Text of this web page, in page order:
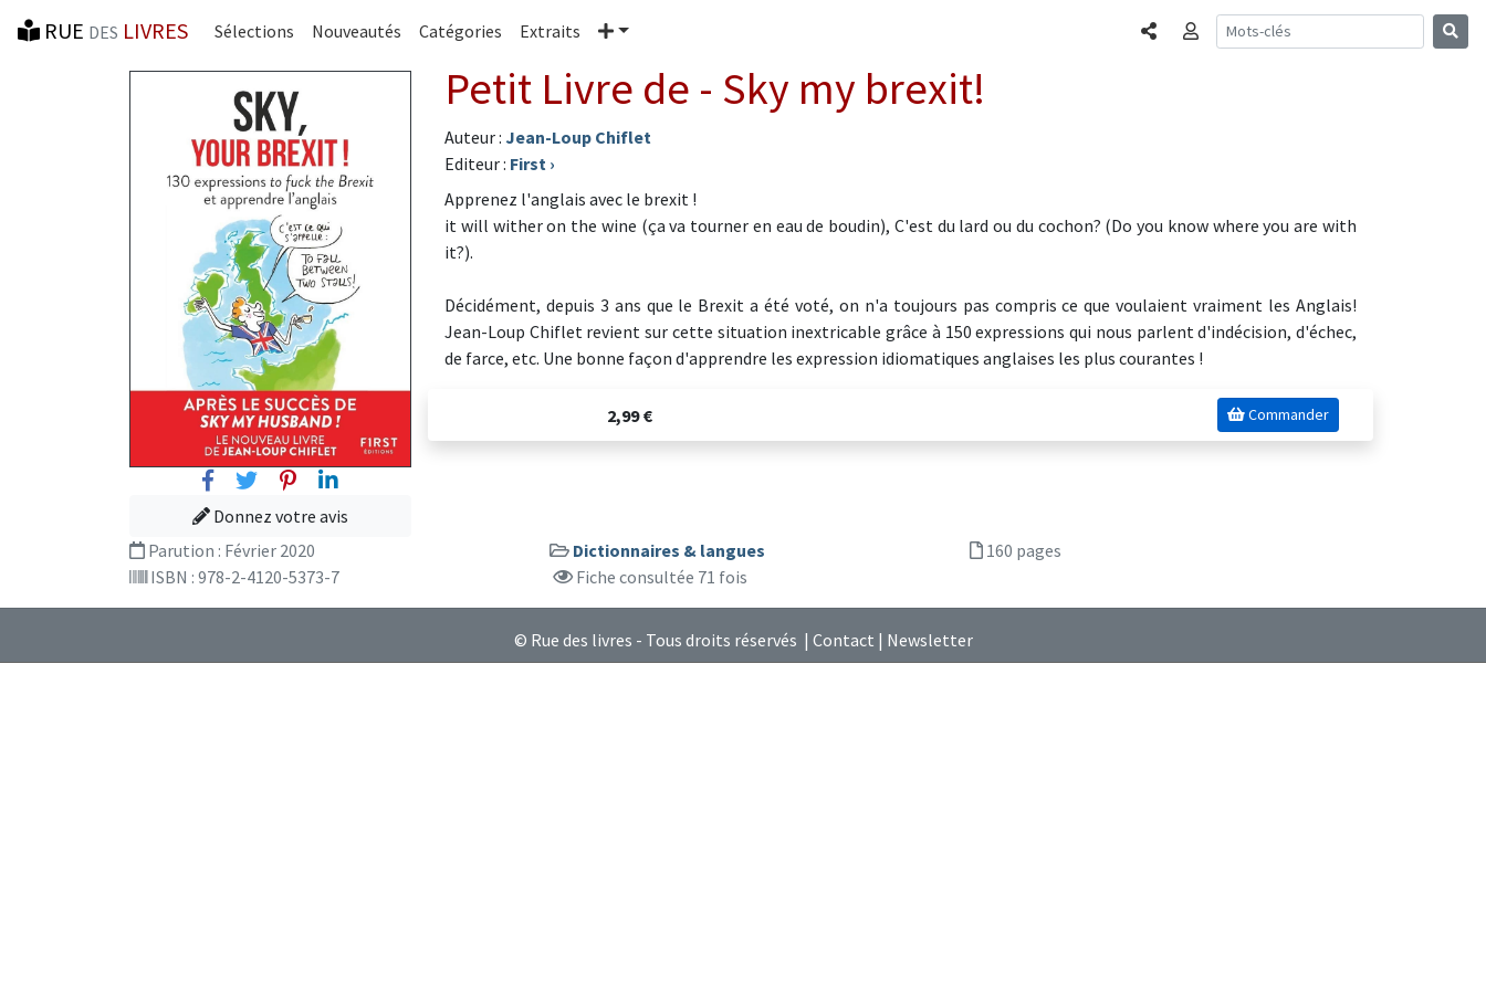
RUE DES LIVRES Sélections Nouveautés Catégories Extraits Plus PartagerConnexion
FacebookTwitterPinterest
Linkedin
Donnez votre avis
Petit Livre de - Sky my brexit!
Auteur : Jean-Loup Chiflet
Editeur : First ›
Apprenez l'anglais avec le brexit !
it will wither on the wine (ça va tourner en eau de boudin), C'est du lard ou du cochon? (Do you know where you are with
it?).
Décidément, depuis 3 ans que le Brexit a été voté, on n'a toujours pas compris ce que voulaient vraiment les Anglais!
Jean-Loup Chiflet revient sur cette situation inextricable grâce à 150 expressions qui nous parlent d'indécision, d'échec,
de farce, etc. Une bonne façon d'apprendre les expression idiomatiques anglaises les plus courantes !
2,99 € Commander
Parution : Février 2020 Dictionnaires & langues
160 pages
ISBN : 978-2-4120-5373-7
Fiche consultée 71 fois
© Rue des livres - Tous droits réservés | Contact | Newsletter